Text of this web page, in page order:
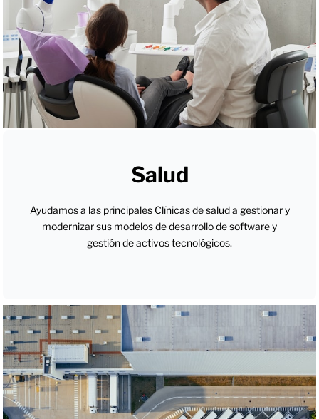
Salud
Ayudamos a las principales Clínicas de salud a gestionar y
modernizar sus modelos de desarrollo de software y
gestión de activos tecnológicos.